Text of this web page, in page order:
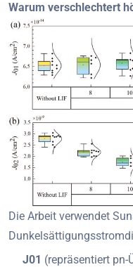
Warum verschlechtert
Die Arbeit verwendet
J01 (repräsentiert